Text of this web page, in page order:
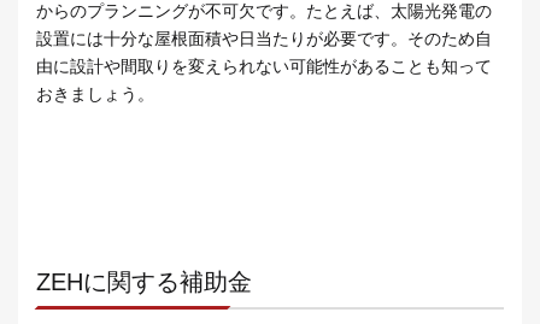
からのプランニングが不可欠です。たとえば、太陽光発電の
設置には十分な屋根面積や日当たりが必要です。そのため自
由に設計や間取りを変えられない可能性があることも知って
おきましょう。
ZEHに関する補助金